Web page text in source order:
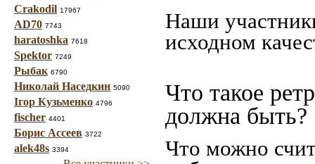
Crakodil 17967
AD70 7743
haratoshka 7618
Spektor 7249
Рыбак 6790
Николай Наседкин 5090
Ігор Кузьменко 4796
fischer 4401
Борис Ассеев 3722
alek48s 3394
Наши
исходном
Что такое
должна быть?
Что можно